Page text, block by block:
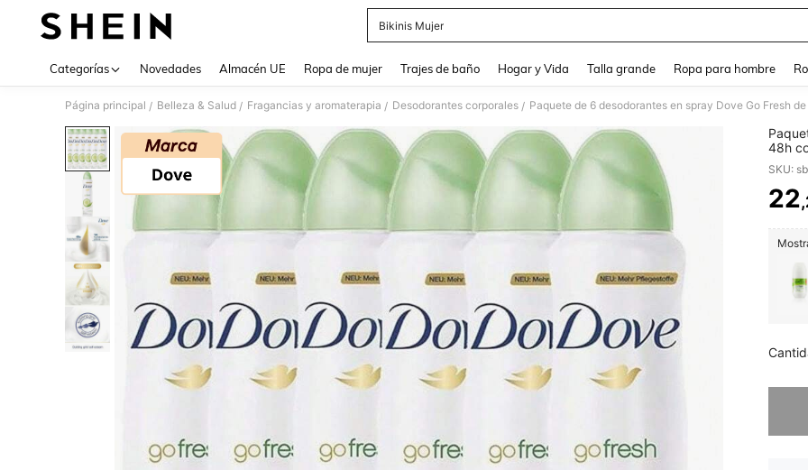
Bikinis Mujer
Categorías Novedades Almacén UE Ropa de mujer Trajes de baño Hogar y Vida Talla grande Ropa para hombre
Página principal / Belleza & Salud / Fragancias y aromaterapia / Desodorantes corporales / Paquete de 6 desodorantes en spray Dove Go Fresh
48h
SKU:
22
Lo